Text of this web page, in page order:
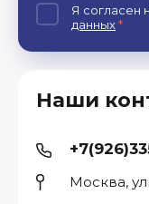
Наши
Москва,
Я согласен
данных*